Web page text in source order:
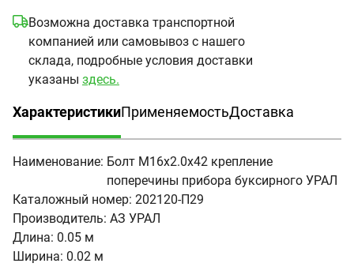
Возможна доставка транспортной
компанией или самовывоз с нашего
склада, подробные условия доставки
указаны здесь.
Характеристики
(активная вкладка)
ПрименяемостьДоставка
Наименование: Болт М16х2.0х42 крепление
поперечины прибора буксирного УРАЛ
Каталожный номер: 202120-П29
Производитель: АЗ УРАЛ
Длина: 0.05 м
Ширина: 0.02 м